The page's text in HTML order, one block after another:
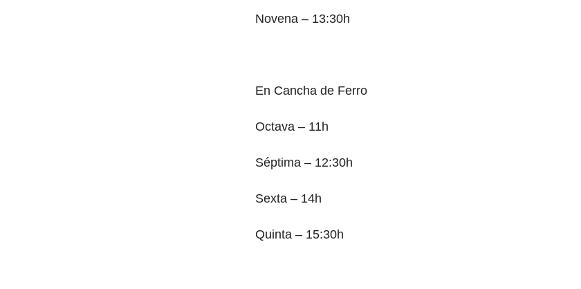
Novena – 13:30h
En Cancha de Ferro
Octava – 11h
Séptima – 12:30h
Sexta – 14h
Quinta – 15:30h